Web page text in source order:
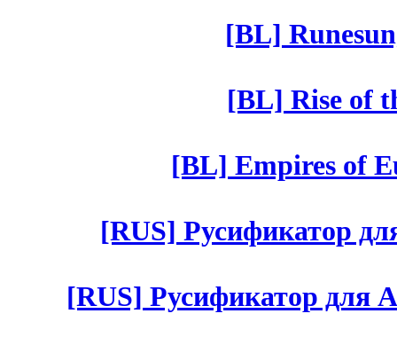
[BL]
[BL] Rise of
[BL] Empires of
[RUS] Русификатор
[RUS] Русификатор для